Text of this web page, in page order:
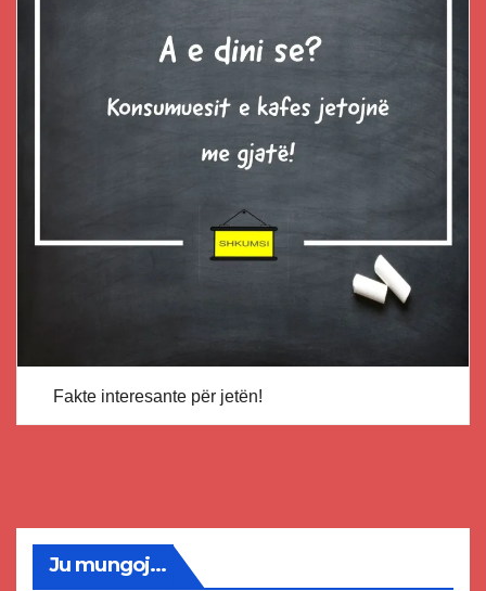
Fakte interesante për jetën!
Ju mungoj...